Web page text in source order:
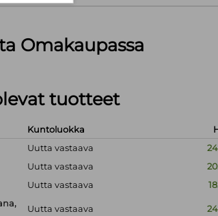
Omakaupassa
tuotteet
Kuntoluokka
Uutta vastaava
Uutta vastaava
Uutta vastaava
Uutta vastaava